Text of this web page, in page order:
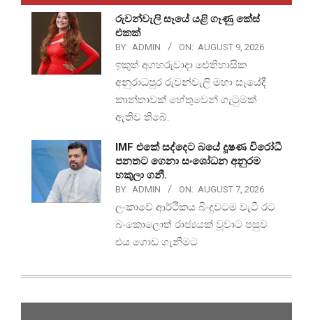
රුවන්වැලි සෑයේ යළි ගෑණු කේස්
එකක්
BY: ADMIN ON: AUGUST 9, 2026
ඉකුත් අගහරුවාදා ඓතිහාසික
අනුරාධපුර රුවන්වැලි මහා සෑයේදී
කාන්තාවක් හේතුවෙන් ගැටුමක්
ඇතිව තිබේ.
IMF එකේ සද්දෙට බයේ දූෂණ විරෝධී
පනතට ගෙනා සංශෝධන අනුරම
හකුලා ගනී.
BY: ADMIN ON: AUGUST 7, 2026
ලංකාවේ ආර්ථිකය බිංදුවටම වැටී රට
බංකොලොත් රාජ්‍යයක් වූවාට පසුව
එය ගොඩ ගැනීමට